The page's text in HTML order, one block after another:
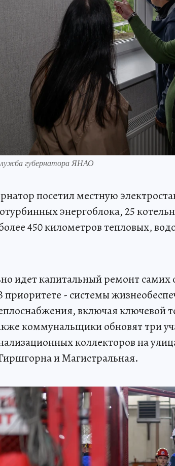
губернатора ЯНАО
посетил местную
энергоблока, 25
450 километров тепловых,
идет капитальный ремонт самих
приоритете - системы
включая ключевой
коммунальщики обновят три
коллекторов на
и Магистральная.